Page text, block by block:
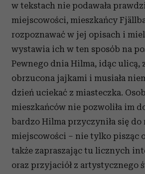
w tekstach nie podawała
miejscowości, mieszkańcy
rozpoznawać w jej opisach i
wystawia ich w ten sposób na
Pewnego dnia Hilma, idąc ulicą,
obrzucona jajkami i musiała
dzień uciekać z miasteczka.
mieszkańców nie pozwoliła im
bardzo Hilma przyczyniła się do
miejscowości – nie tylko pisząc
także zapraszając tu licznych
oraz przyjaciół z artystycznego